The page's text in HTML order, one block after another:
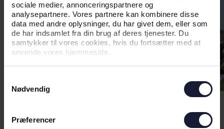
sociale medier, annonceringspartnere og
analysepartnere. Vores partnere kan kombinere disse
data med andre oplysninger, du har givet dem, eller som
de har indsamlet fra din brug af deres tjenester. Du
samtykker til vores cookies, hvis du fortsætter med at
anvende vores hjemmeside.
Nødvendig
Præferencer